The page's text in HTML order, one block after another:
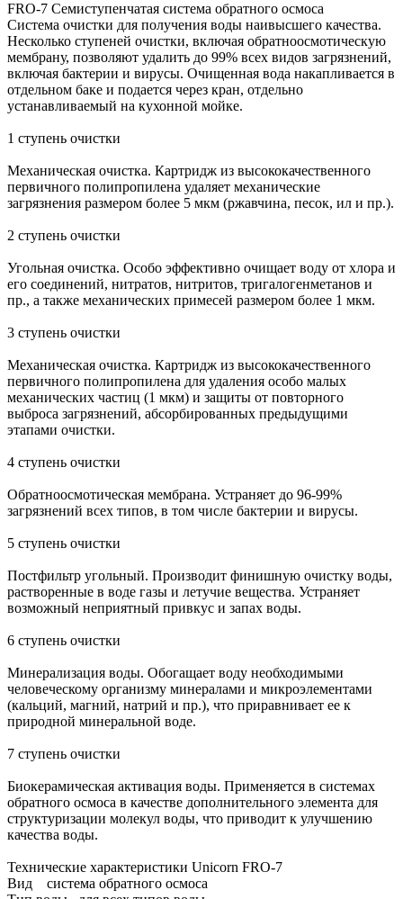
FRO-7 Семиступенчатая система обратного осмоса
Система очистки для получения воды наивысшего качества.
Несколько ступеней очистки, включая обратноосмотическую
мембрану, позволяют удалить до 99% всех видов загрязнений,
включая бактерии и вирусы. Очищенная вода накапливается в
отдельном баке и подается через кран, отдельно
устанавливаемый на кухонной мойке.
1 ступень очистки
Механическая очистка. Картридж из высококачественного
первичного полипропилена удаляет механические
загрязнения размером более 5 мкм (ржавчина, песок, ил и пр.).
2 ступень очистки
Угольная очистка. Особо эффективно очищает воду от хлора и
его соединений, нитратов, нитритов, тригалогенметанов и
пр., а также механических примесей размером более 1 мкм.
3 ступень очистки
Механическая очистка. Картридж из высококачественного
первичного полипропилена для удаления особо малых
механических частиц (1 мкм) и защиты от повторного
выброса загрязнений, абсорбированных предыдущими
этапами очистки.
4 ступень очистки
Обратноосмотическая мембрана. Устраняет до 96-99%
загрязнений всех типов, в том числе бактерии и вирусы.
5 ступень очистки
Постфильтр угольный. Производит финишную очистку воды,
растворенные в воде газы и летучие вещества. Устраняет
возможный неприятный привкус и запах воды.
6 ступень очистки
Минерализация воды. Обогащает воду необходимыми
человеческому организму минералами и микроэлементами
(кальций, магний, натрий и пр.), что приравнивает ее к
природной минеральной воде.
7 ступень очистки
Биокерамическая активация воды. Применяется в системах
обратного осмоса в качестве дополнительного элемента для
структуризации молекул воды, что приводит к улучшению
качества воды.
Технические характеристики Unicorn FRO-7
Вид система обратного осмоса